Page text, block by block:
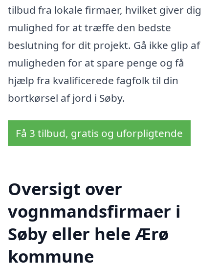
tilbud fra lokale firmaer, hvilket giver dig
mulighed for at træffe den bedste
beslutning for dit projekt. Gå ikke glip af
muligheden for at spare penge og få
hjælp fra kvalificerede fagfolk til din
bortkørsel af jord i Søby.
Få 3 tilbud, gratis og uforpligtende
Oversigt over
vognmandsfirmaer i
Søby eller hele Ærø
kommune